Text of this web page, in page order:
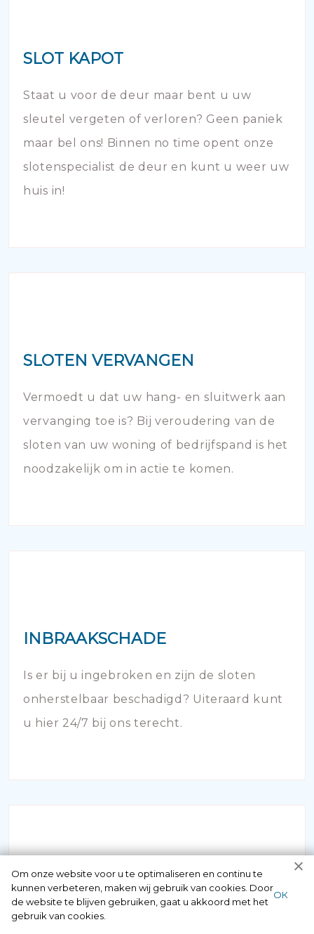
SLOT KAPOT
Staat u voor de deur maar bent u uw
sleutel vergeten of verloren? Geen paniek
maar bel ons! Binnen no time opent onze
slotenspecialist de deur en kunt u weer uw
huis in!
SLOTEN VERVANGEN
Vermoedt u dat uw hang- en sluitwerk aan
vervanging toe is? Bij veroudering van de
sloten van uw woning of bedrijfspand is het
noodzakelijk om in actie te komen.
INBRAAKSCHADE
Is er bij u ingebroken en zijn de sloten
onherstelbaar beschadigd? Uiteraard kunt
u hier 24/7 bij ons terecht.
NOODOPENING AUTO
Om onze website voor u te optimaliseren en continu te
kunnen verbeteren, maken wij gebruik van cookies. Door
de website te blijven gebruiken, gaat u akkoord met het
gebruik van cookies.
ОК